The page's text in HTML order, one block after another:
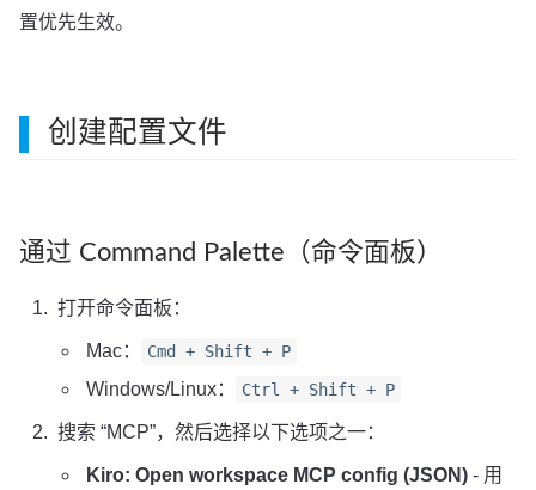
置优先生效。
创建配置文件
通过 Command Palette（命令面板）
打开命令面板：
Mac： Cmd + Shift + P
Windows/Linux： Ctrl + Shift + P
搜索 “MCP”，然后选择以下选项之一：
Kiro: Open workspace MCP config (JSON) - 用